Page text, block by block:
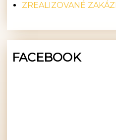
ZREALIZOVANÉ
FACEBOOK